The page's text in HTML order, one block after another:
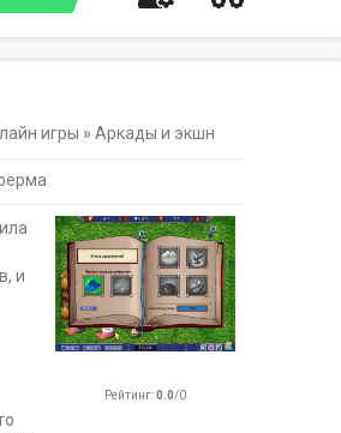
игры » Аркады и экшн
и
Рейтинг:0.0/0